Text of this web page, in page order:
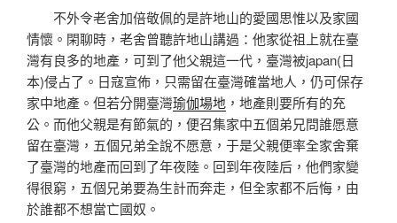
不外令老舍加倍敬佩的是許地山的愛國思惟以及家國
情懷。閑聊時，老舍曾聽許地山講過：他家從祖上就在臺
灣有良多的地產，可到了他父親這一代，臺灣被japan(日
本)侵占了。日寇宣佈，只需留在臺灣確當地人，仍可保存
家中地產。但若分開臺灣瑜伽場地 ，地產則要所有的充
公。而他父親是有節氣的，便召集家中五個弟兄問誰愿意
留在臺灣，五個兄弟全說不愿意，于是父親便率全家舍棄
了臺灣的地產而回到了年夜陸。回到年夜陸后，他們家變
得很窮，五個兄弟要為生計而奔走，但全家都不后悔，由
於誰都不想當亡國奴。